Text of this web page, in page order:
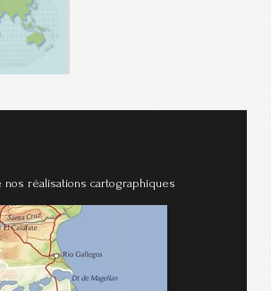
réalisations cartographiques